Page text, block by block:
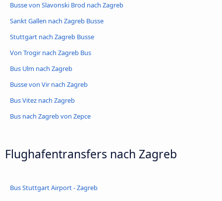
Busse von Slavonski Brod nach Zagreb
Sankt Gallen nach Zagreb Busse
Stuttgart nach Zagreb Busse
Von Trogir nach Zagreb Bus
Bus Ulm nach Zagreb
Busse von Vir nach Zagreb
Bus Vitez nach Zagreb
Bus nach Zagreb von Zepce
Flughafentransfers nach Zagreb
Bus Stuttgart Airport - Zagreb